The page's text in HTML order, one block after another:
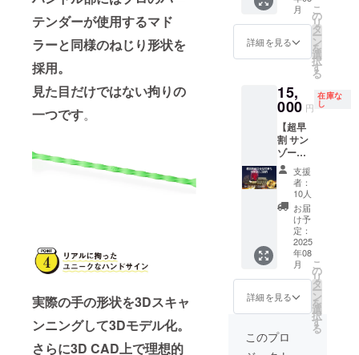
テンダーが使用するマド
ラーと同様のねじり形状を
採用。
見た目だけではない拘りの
一つです。
実際の手の形状を3Dスキャ
ンニングして3Dモデル化。
さらに3D CAD上で理想的
された
ラベル
や注意
い。 ※
リター
べて
税・送
料込み
の金額
になり
ます ※
ご注文
状況、
使用部
材の供
給状
況、製
造工程
上の都
荷時期
皆様の
支援に
産効率
が向上
売予定
価格が
下がる
可能性
もござ
いま
す。
2025年
8月頃か
らオン
ライン
ショッ
プなど
にて一
定です
人気の
焚き火
台で、
大きな
を楽し
めるデ
ザイン
ながら
非常に
コンパ
クトに
折りた
ためる
ことが
人気の
秘密で
す。 そ
のロダ
ンの一
パーツ
とオプ
品「ロ
ダン
セッ
ト！ 大
好評に
常入手
が難し
ゾー工
務店
の“窒化
処理”を
施した
焚き火
台
「ROD
AN（ロ
ダン）
」。 お
しゃれ
なキャ
ンプ好
焚き火
月
詳細を見る
こ
の
リ
タ
ー
ン
を
選
択
す
る
15,
000 円
在庫な
し
【超早
割 サン
ゾー工
務店と
横浜の
夜景を
見なが
BBQ♬
～マド
ラーや
キャン
プにつ
いて語
り合う
CAMPF
IRE限
支援
者：
10人
お届
け予
定：
2025
年08
月
詳細を見る
こ
の
リ
タ
ー
ン
を
選
択
す
る
このプロ